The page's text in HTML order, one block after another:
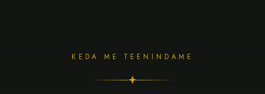
KEDA ME TEENINDAME